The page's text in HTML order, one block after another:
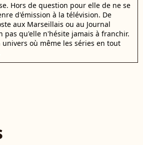
Hors de question pour elle de ne se
d'émission à la télévision. De
aux Marseillais ou au Journal
pas qu'elle n'hésite jamais à franchir.
univers où même les séries en tout